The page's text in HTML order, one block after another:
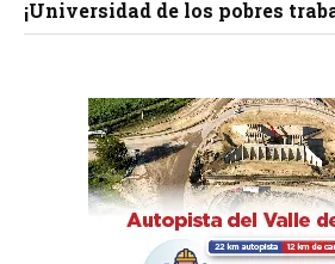
¡Universidad de los pobres